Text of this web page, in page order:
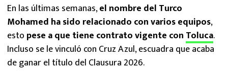
En las últimas semanas,el nombre del Turco
Mohamed ha sido relacionado con varios equipos,
esto pese a que tiene contrato vigente con Toluca.
Incluso se le vinculó con Cruz Azul, escuadra que acaba
de ganar el título del Clausura 2026.